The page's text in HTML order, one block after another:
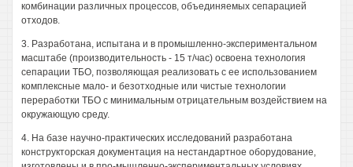
комбинации различных процессов, объединяемых сепарацией
отходов.
3. Разработана, испытана и в промышленно-экспериментальном
масштабе (производительность - 15 т/час) освоена технология
сепарации ТБО, позволяющая реализовать с ее использованием
комплексные мало- и безотходные или чистые технологии
переработки ТБО с минимальным отрицательным воздействием на
окружающую среду.
4. На базе научно-практических исследований разработана
конструкторская документация на нестандартное оборудование,